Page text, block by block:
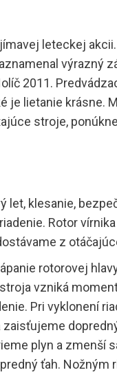
leteckej
výrazný
2011.
je lietanie krásne.
stroje,
let, klesanie,
Rotor
z
rotorovej
vzniká
Pri vyklonení
zaisťujeme
plyn a zmenší
ťah.